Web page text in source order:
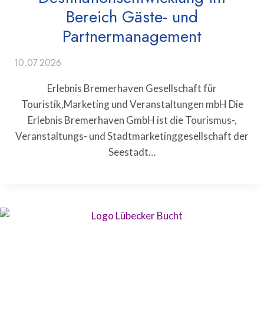
Bereich Gäste- und
Partnermanagement
10.07.2026
Erlebnis Bremerhaven Gesellschaft für
Touristik,Marketing und Veranstaltungen mbH Die
Erlebnis Bremerhaven GmbH ist die Tourismus-,
Veranstaltungs- und Stadtmarketinggesellschaft der
Seestadt…